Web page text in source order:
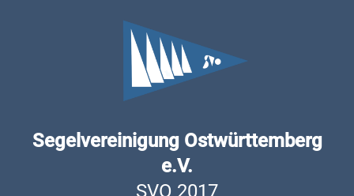
Segelvereinigung Ostwürttemberg
e.V.
SVO 2017